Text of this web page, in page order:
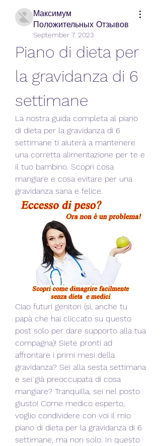
Максимум
Положительных Отзывов
September 7, 2023
Piano di dieta per
la gravidanza di 6
settimane
La nostra guida completa al piano
di dieta per la gravidanza di 6
settimane ti aiuterà a mantenere
una corretta alimentazione per te e
il tuo bambino. Scopri cosa
mangiare e cosa evitare per una
gravidanza sana e felice.
Ciao futuri genitori (sì, anche tu
papà che hai cliccato su questo
post solo per dare supporto alla tua
compagna)! Siete pronti ad
affrontare i primi mesi della
gravidanza? Sei alla sesta settimana
e sei già preoccupata di cosa
mangiare? Tranquilla, sei nel posto
giusto! Come medico esperto,
voglio condividere con voi il mio
piano di dieta per la gravidanza di 6
settimane, ma non solo. In questo